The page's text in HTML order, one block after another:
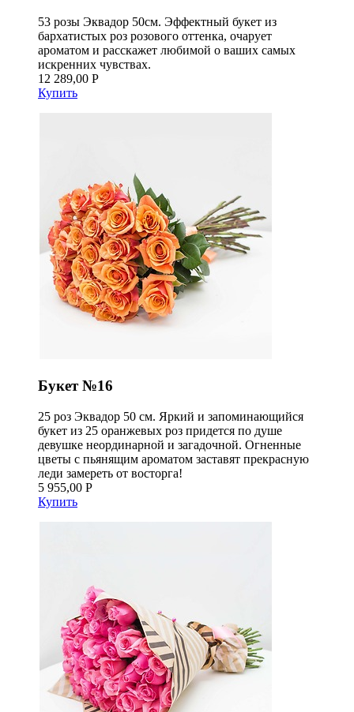
53 розы Эквадор 50см. Эффектный букет из
бархатистых роз розового оттенка, очарует
ароматом и расскажет любимой о ваших самых
искренних чувствах.
12 289,00 Р
Купить
Букет №16
25 роз Эквадор 50 см. Яркий и запоминающийся
букет из 25 оранжевых роз придется по душе
девушке неординарной и загадочной. Огненные
цветы с пьянящим ароматом заставят прекрасную
леди замереть от восторга!
5 955,00 Р
Купить